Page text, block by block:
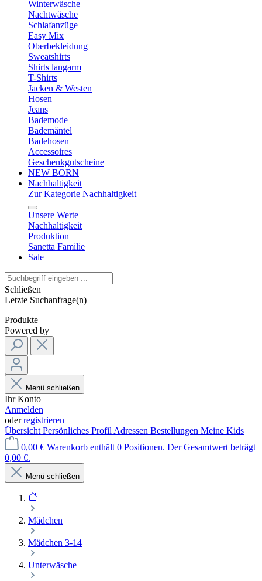
Winterwäsche
Nachtwäsche
Schlafanzüge
Easy Mix
Oberbekleidung
Sweatshirts
Shirts langarm
T-Shirts
Jacken & Westen
Hosen
Jeans
Bademode
Bademäntel
Badehosen
Accessoires
Geschenkgutscheine
NEW BORN
Nachhaltigkeit
Zur Kategorie Nachhaltigkeit
Unsere Werte
Nachhaltigkeit
Produktion
Sanetta Familie
Sale
Schließen
Letzte Suchanfrage(n)
Produkte
Powered by
Menü schließen
Ihr Konto
Anmelden
oderregistrieren
Übersicht Persönliches Profil Adressen Bestellungen Meine Kids
0,00 € Warenkorb enthält 0 Positionen. Der Gesamtwert beträgt
0,00 €.
Menü schließen
Mädchen
Mädchen 3-14
Unterwäsche